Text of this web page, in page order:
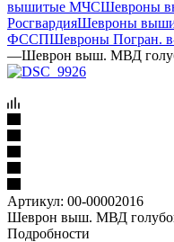
вышитые МЧСШевроны
РосгвардияШевроны
ФССПШевроны Погран.
—Шеврон выш. МВД
Артикул: 00-00002016
Шеврон выш. МВД
Подробности